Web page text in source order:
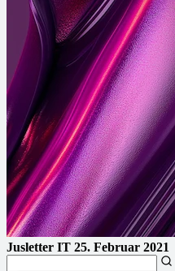
Jusletter IT 25. Februar 2021